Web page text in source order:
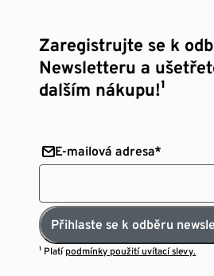
Zaregistrujte se k
Newsletteru a
dalším nákupu!¹
E-mailová adresa*
Přihlaste se k odběru
¹ Platí podmínky použití uvítací slevy.